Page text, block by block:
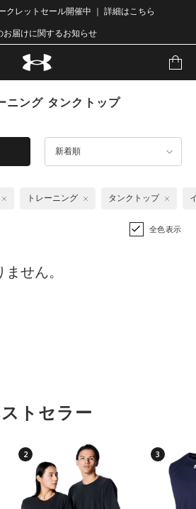
クレットセール開催中 ｜ 詳細はこちら
お届けに関するお知らせ
ニング タンクトップ
新着順
トレーニング タンクトップ
全色表示
せん。
トセラー
2 3